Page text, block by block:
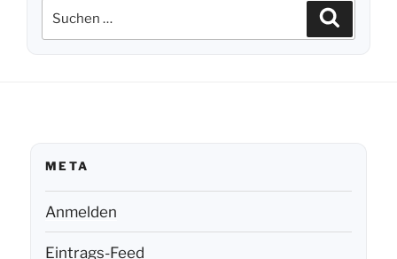
Suchen
nach:
META
Anmelden
Eintrags-Feed